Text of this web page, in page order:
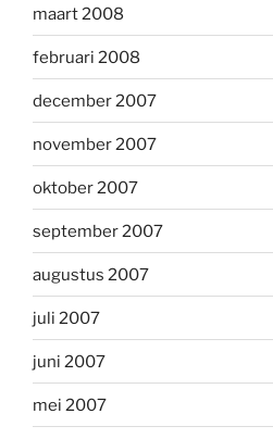
maart 2008
februari 2008
december 2007
november 2007
oktober 2007
september 2007
augustus 2007
juli 2007
juni 2007
mei 2007